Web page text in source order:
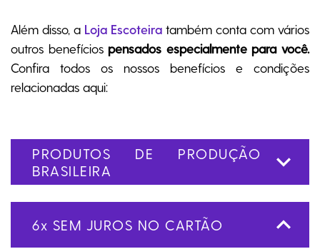
Inclusão
Comemorativos
Além disso, a Loja Escoteira também conta com vários
outros benefíciospensados especialmente para você.
Confira todos os nossos benefícios e condições
relacionadas aqui:
PRODUTOS DE PRODUÇÃO
BRASILEIRA
6x SEM JUROS NO CARTÃO